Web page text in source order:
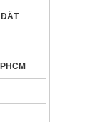
ĐẤT